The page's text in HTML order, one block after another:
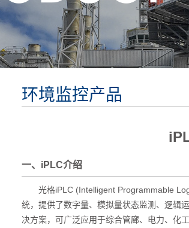
环境监控产品
一、iPLC介绍
光格iPLC (Intelligent Programmable
统，提供了数字量、模拟量状态监测、逻辑
决方案，可广泛应用于综合管廊、电力、化